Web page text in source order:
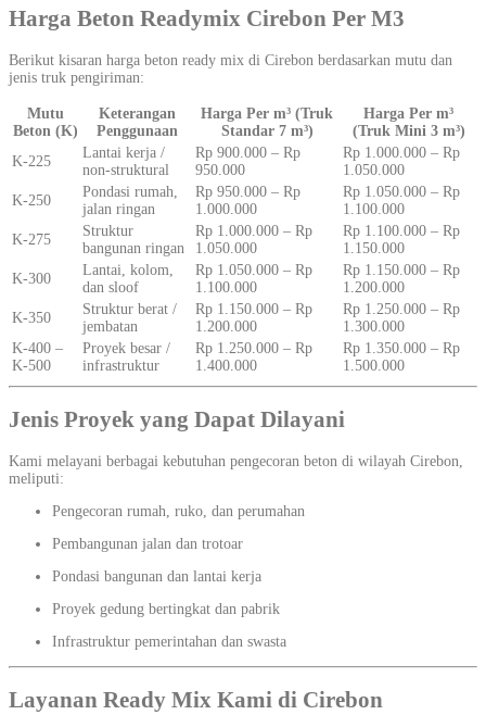
Harga Beton Readymix Cirebon Per M3
Berikut kisaran harga beton ready mix di Cirebon berdasarkan mutu dan
jenis truk pengiriman:
Mutu
Beton (K)
Keterangan
Penggunaan
Harga Per m³ (Truk
Standar 7 m³)
Harga Per m³
(Truk Mini 3 m³)
K-225
Lantai kerja /
non-struktural
Rp 900.000 – Rp
950.000
Rp 1.000.000 – Rp
1.050.000
K-250
Pondasi rumah,
jalan ringan
Rp 950.000 – Rp
1.000.000
Rp 1.050.000 – Rp
1.100.000
K-275
Struktur
bangunan ringan
Rp 1.000.000 – Rp
1.050.000
Rp 1.100.000 – Rp
1.150.000
K-300
Lantai, kolom,
dan sloof
Rp 1.050.000 – Rp
1.100.000
Rp 1.150.000 – Rp
1.200.000
K-350
Struktur berat /
jembatan
Rp 1.150.000 – Rp
1.200.000
Rp 1.250.000 – Rp
1.300.000
K-400 –
K-500
Proyek besar /
infrastruktur
Rp 1.250.000 – Rp
1.400.000
Rp 1.350.000 – Rp
1.500.000
Jenis Proyek yang Dapat Dilayani
Kami melayani berbagai kebutuhan pengecoran beton di wilayah Cirebon,
meliputi:
Pengecoran rumah, ruko, dan perumahan
Pembangunan jalan dan trotoar
Pondasi bangunan dan lantai kerja
Proyek gedung bertingkat dan pabrik
Infrastruktur pemerintahan dan swasta
Layanan Ready Mix Kami di Cirebon